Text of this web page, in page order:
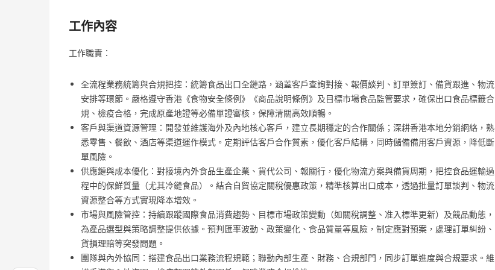
工作內容
工作職責：
全流程業務統籌與合規把控：統籌食品出口全鏈路，涵蓋客戶查詢對接、報價談判、訂單簽訂、備貨跟進、物流
安排等環節。嚴格遵守香港《食物安全條例》《商品說明條例》及目標市場食品監管要求，確保出口食品標籤合
規、檢疫合格，完成原產地證等必備單證審核，保障清關高效順暢。
客戶與渠道資源管理：開發並維護海外及內地核心客戶，建立長期穩定的合作關係；深耕香港本地分銷網絡，熟
悉零售、餐飲、酒店等渠道運作模式。定期評估客戶合作質素，優化客戶結構，同時儲備備用客戶資源，降低斷
單風險。
供應鏈與成本優化：對接境內外食品生產企業、貨代公司、報關行，優化物流方案與備貨周期，把控食品運輸過
程中的保鮮質量（尤其冷鏈食品）。結合自貿協定關稅優惠政策，精準核算出口成本，透過批量訂單談判、物流
資源整合等方式實現降本增效。
市場與風險管控：持續跟蹤國際食品消費趨勢、目標市場政策變動（如關稅調整、准入標準更新）及競品動態，
為產品選型與策略調整提供依據。預判匯率波動、政策變化、食品質量等風險，制定應對預案，處理訂單糾紛、
貨損理賠等突發問題。
團隊與內外協同：搭建食品出口業務流程規範；聯動內部生產、財務、合規部門，同步訂單進度與合規要求。維